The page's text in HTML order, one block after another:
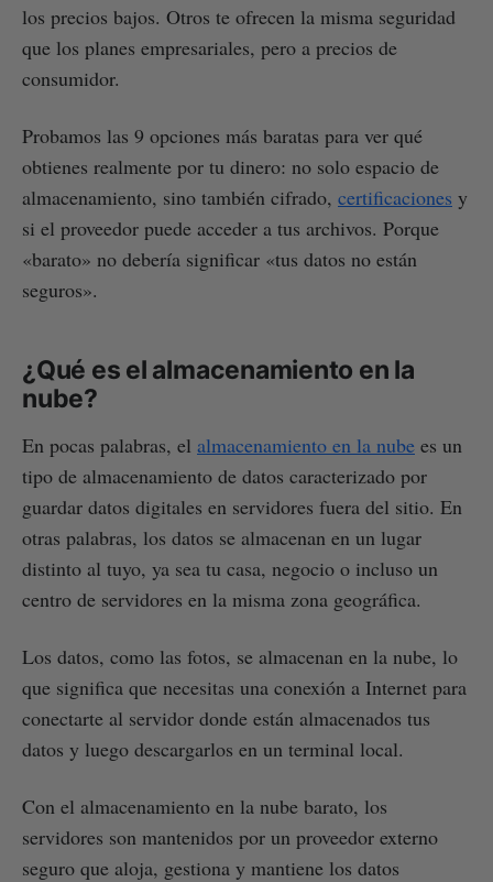
los precios bajos. Otros te ofrecen la misma seguridad
que los planes empresariales, pero a precios de
consumidor.
Probamos las 9 opciones más baratas para ver qué
obtienes realmente por tu dinero: no solo espacio de
almacenamiento, sino también cifrado, certificaciones y
si el proveedor puede acceder a tus archivos. Porque
«barato» no debería significar «tus datos no están
seguros».
¿Qué es el almacenamiento en la
nube?
En pocas palabras, el almacenamiento en la nube es un
tipo de almacenamiento de datos caracterizado por
guardar datos digitales en servidores fuera del sitio. En
otras palabras, los datos se almacenan en un lugar
distinto al tuyo, ya sea tu casa, negocio o incluso un
centro de servidores en la misma zona geográfica.
Los datos, como las fotos, se almacenan en la nube, lo
que significa que necesitas una conexión a Internet para
conectarte al servidor donde están almacenados tus
datos y luego descargarlos en un terminal local.
Con el almacenamiento en la nube barato, los
servidores son mantenidos por un proveedor externo
seguro que aloja, gestiona y mantiene los datos